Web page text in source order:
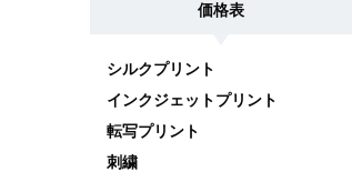
価格表
シルクプリント
インクジェットプリント
転写プリント
刺繍